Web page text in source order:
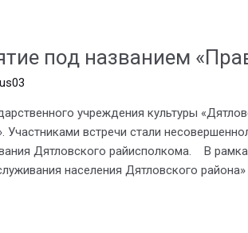
под названием
учреждения культуры
Участниками встречи стали
Дятловского райисполкома. В
населения Дятловского